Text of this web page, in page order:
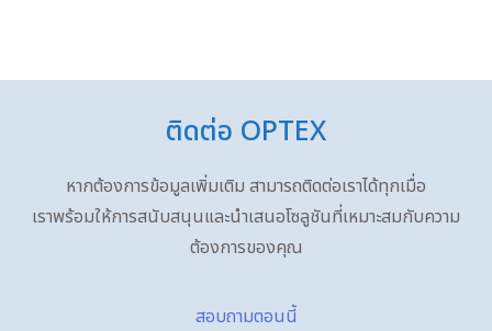
ติดต่อ OPTEX
หากต้องการข้อมูลเพิ่มเติม สามารถติดต่อเราได้ทุกเมื่อ
เราพร้อมให้การสนับสนุนและนำเสนอโซลูชันที่เหมาะสมกับความ
ต้องการของคุณ
สอบถามตอนนี้